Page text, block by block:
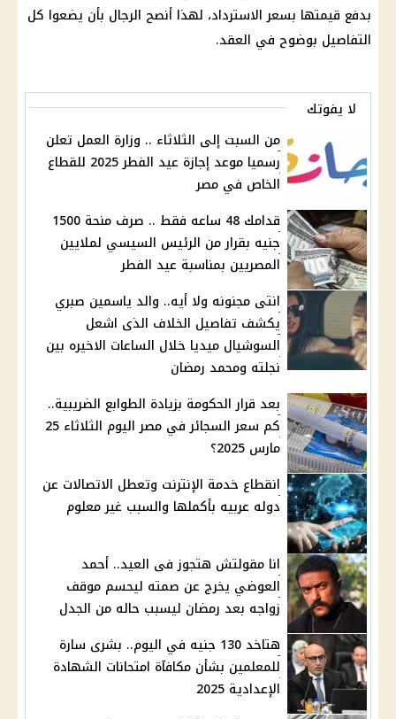
بدفع قيمتها بسعر الاسترداد، لهذا أنصح الرجال بأن يضعوا كل
التفاصيل بوضوح في العقد.
لا يفوتك
من السبت إلى الثلاثاء .. وزارة العمل تعلن
رسميا موعد إجازة عيد الفطر 2025 للقطاع
الخاص في مصر
قدامك 48 ساعه فقط .. صرف منحة 1500
جنيه بقرار من الرئيس السيسي لملايين
المصريين بمناسبة عيد الفطر
انتى مجنونه ولا أيه.. والد ياسمين صبري
يكشف تفاصيل الخلاف الذى اشعل
السوشيال ميديا خلال الساعات الاخيره بين
نجلته ومحمد رمضان
بعد قرار الحكومة بزيادة الطوابع الضريبية..
كم سعر السجائر في مصر اليوم الثلاثاء 25
مارس 2025؟
انقطاع خدمة الإنترنت وتعطل الاتصالات عن
دوله عربيه بأكملها والسبب غير معلوم
انا مقولتش هتجوز فى العيد.. أحمد
العوضي يخرج عن صمته ليحسم موقف
زواجه بعد رمضان ليسبب حاله من الجدل
هتاخد 130 جنيه في اليوم.. بشرى سارة
للمعلمين بشأن مكافآة امتحانات الشهادة
الإعدادية 2025